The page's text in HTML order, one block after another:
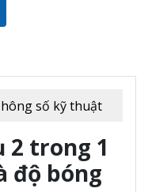
số kỹ thuật
2 trong 1
độ bóng